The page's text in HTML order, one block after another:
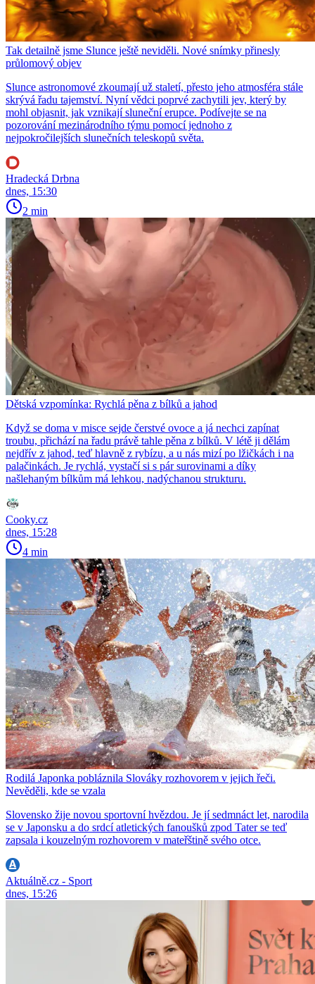
Tak detailně jsme Slunce ještě neviděli. Nové snímky přinesly
průlomový objev
Slunce astronomové zkoumají už staletí, přesto jeho atmosféra stále
skrývá řadu tajemství. Nyní vědci poprvé zachytili jev, který by
mohl objasnit, jak vznikají sluneční erupce. Podívejte se na
pozorování mezinárodního týmu pomocí jednoho z
nejpokročilejších slunečních teleskopů světa.
Hradecká Drbna
dnes, 15:30
2 min
Dětská vzpomínka: Rychlá pěna z bílků a jahod
Když se doma v misce sejde čerstvé ovoce a já nechci zapínat
troubu, přichází na řadu právě tahle pěna z bílků. V létě ji dělám
nejdřív z jahod, teď hlavně z rybízu, a u nás mizí po lžičkách i na
palačinkách. Je rychlá, vystačí si s pár surovinami a díky
našlehaným bílkům má lehkou, nadýchanou strukturu.
Cooky.cz
dnes, 15:28
4 min
Rodilá Japonka pobláznila Slováky rozhovorem v jejich řeči.
Nevěděli, kde se vzala
Slovensko žije novou sportovní hvězdou. Je jí sedmnáct let, narodila
se v Japonsku a do srdcí atletických fanoušků zpod Tater se teď
zapsala i kouzelným rozhovorem v mateřštině svého otce.
Aktuálně.cz - Sport
dnes, 15:26